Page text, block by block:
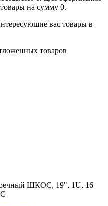
на сумму 0.
вас товары в
товаров
ШКОС, 19", 1U, 16